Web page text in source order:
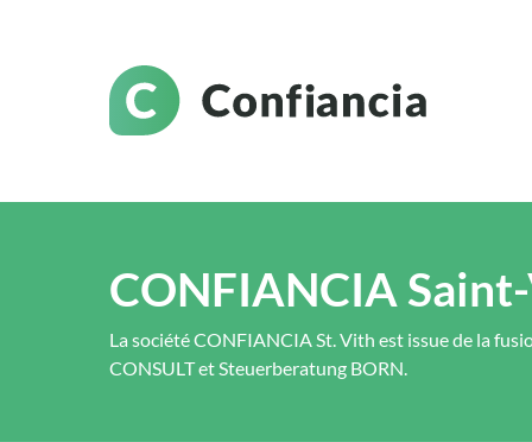
CONFIANCIA
La société CONFIANCIA St. Vith est issue de la
CONSULT et Steuerberatung BORN.